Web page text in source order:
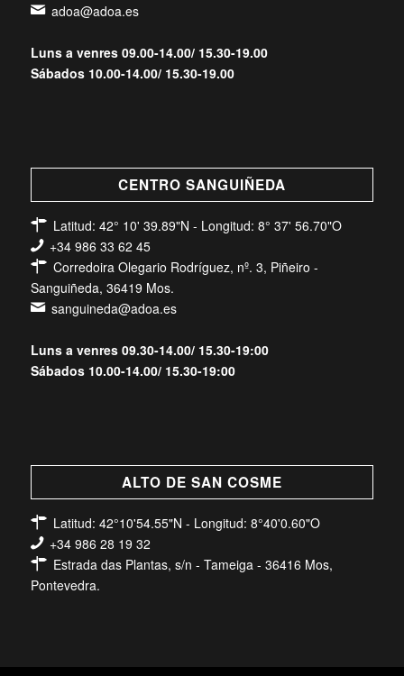
adoa@adoa.es
Luns a venres 09.00-14.00/ 15.30-19.00
Sábados 10.00-14.00/ 15.30-19.00
CENTRO SANGUIÑEDA
Latitud: 42° 10' 39.89"N - Longitud: 8° 37' 56.70"O
+34 986 33 62 45
Corredoira Olegario Rodríguez, nº. 3, Piñeiro -
Sanguiñeda, 36419 Mos.
sanguineda@adoa.es
Luns a venres 09.30-14.00/ 15.30-19:00
Sábados 10.00-14.00/ 15.30-19:00
ALTO DE SAN COSME
Latitud: 42°10'54.55"N - Longitud: 8°40'0.60"O
+34 986 28 19 32
Estrada das Plantas, s/n - Tameiga - 36416 Mos,
Pontevedra.